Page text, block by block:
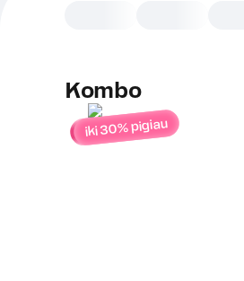
Kombo
iki 30% pigiau